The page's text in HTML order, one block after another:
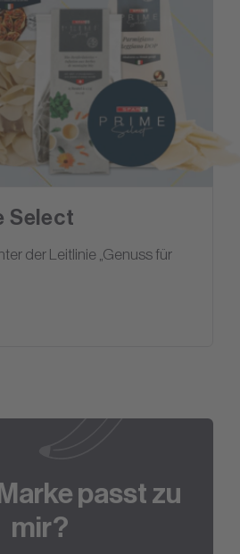
Select
der Leitlinie „Genuss für
passt zu
mir?